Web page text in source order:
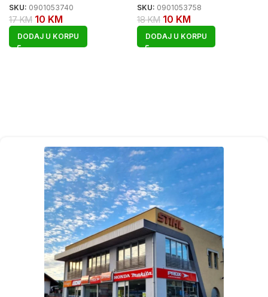
SKU: 0901053740
17KM 10 KM
DODAJ U KORPU
SKU: 0901053758
18KM 10 KM
DODAJ U KORPU